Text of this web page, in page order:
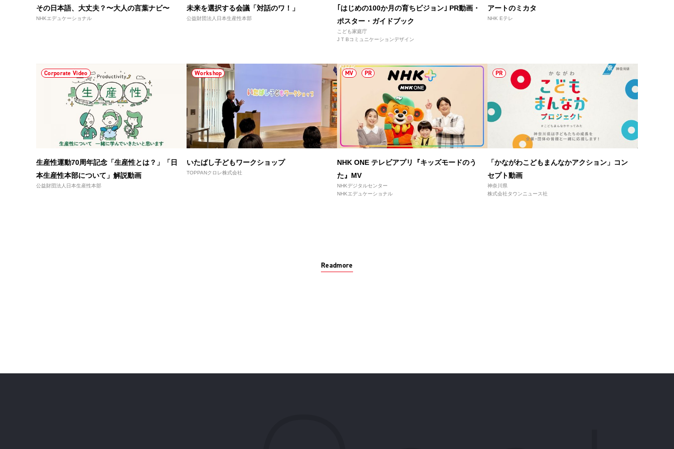
その日本語、大丈夫？〜大人の言葉ナビ〜
NHKエデュケーショナル
未来を選択する会議「対話のワ！」
公益財団法人日本生産性本部
｢はじめの100か月の育ちビジョン｣ PR動画・
ポスター・ガイドブック
こども家庭庁
J T Bコミュニケーションデザイン
アートのミカタ
NHK Eテレ
Corporate Video
生産性運動70周年記念「生産性とは？」「日
本生産性本部について」解説動画
公益財団法人日本生産性本部
Workshop
いたばし子どもワークショップ
TOPPANクロレ株式会社
MV PR
NHK ONE テレビアプリ『キッズモードのう
た』MV
NHKデジタルセンター
NHKエデュケーショナル
PR
「かながわこどもまんなかアクション」コン
セプト動画
神奈川県
株式会社タウンニュース社
Readmore